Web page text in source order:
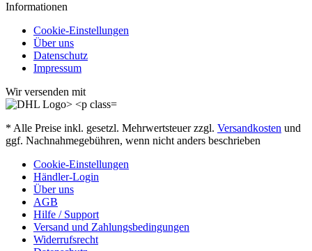
Informationen
Cookie-Einstellungen
Über uns
Datenschutz
Impressum
Wir versenden mit
* Alle Preise inkl. gesetzl. Mehrwertsteuer zzgl. Versandkosten und
ggf. Nachnahmegebühren, wenn nicht anders beschrieben
Cookie-Einstellungen
Händler-Login
Über uns
AGB
Hilfe / Support
Versand und Zahlungsbedingungen
Widerrufsrecht